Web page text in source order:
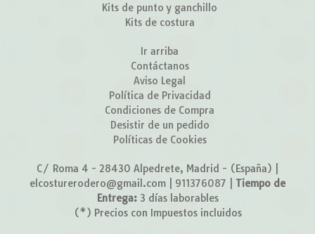
Kits de punto y ganchillo
Kits de costura
Ir arriba
Contáctanos
Aviso Legal
Política de Privacidad
Condiciones de Compra
Desistir de un pedido
Políticas de Cookies
C/ Roma 4 - 28430 Alpedrete, Madrid - (España) |
elcosturerodero@gmail.com | 911376087
Tiempo de
Entrega: 3 días laborables
(*) Precios con Impuestos incluidos